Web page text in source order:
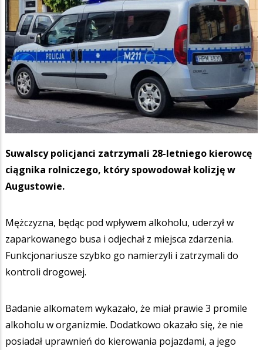
Suwalscy policjanci zatrzymali 28-letniego kierowcę
ciągnika rolniczego, który spowodował kolizję w
Augustowie.
Mężczyzna, będąc pod wpływem alkoholu, uderzył w
zaparkowanego busa i odjechał z miejsca zdarzenia.
Funkcjonariusze szybko go namierzyli i zatrzymali do
kontroli drogowej.
Badanie alkomatem wykazało, że miał prawie 3 promile
alkoholu w organizmie. Dodatkowo okazało się, że nie
posiadał uprawnień do kierowania pojazdami, a jego